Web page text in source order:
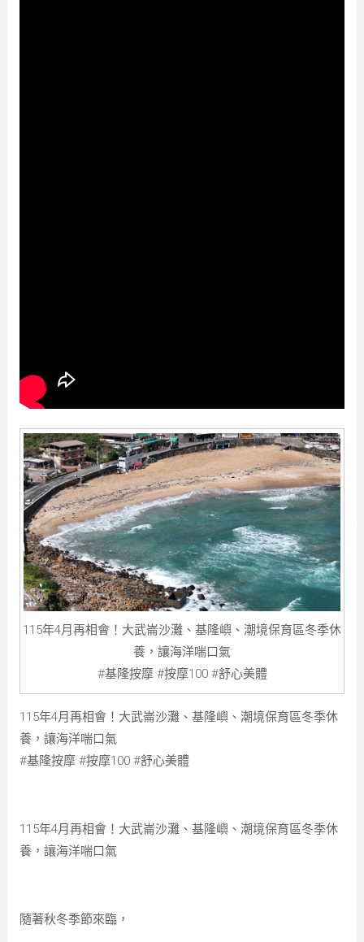
115年4月再相會！大武崙沙灘、基隆嶼、潮境保育區冬季休
養，讓海洋喘口氣
#基隆按摩 #按摩100 #舒心美體
115年4月再相會！大武崙沙灘、基隆嶼、潮境保育區冬季休
養，讓海洋喘口氣
#基隆按摩 #按摩100 #舒心美體
115年4月再相會！大武崙沙灘、基隆嶼、潮境保育區冬季休
養，讓海洋喘口氣
隨著秋冬季節來臨，